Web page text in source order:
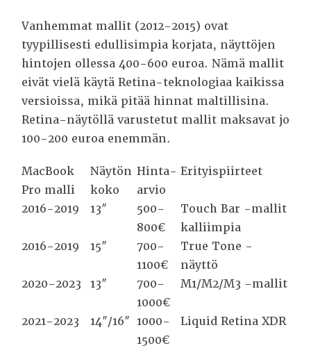
Vanhemmat mallit (2012-2015) ovat
tyypillisesti edullisimpia korjata, näyttöjen
hintojen ollessa 400-600 euroa. Nämä mallit
eivät vielä käytä Retina-teknologiaa kaikissa
versioissa, mikä pitää hinnat maltillisina.
Retina-näytöllä varustetut mallit maksavat jo
100-200 euroa enemmän.
MacBook
Pro malli
Näytön
koko
Hinta-
arvio
Erityispiirteet
2016-2019 13″
500-
800€
Touch Bar -mallit
kalliimpia
2016-2019
15″
700-
1100€
True Tone -
näyttö
2020-2023
13″
700-
1000€
M1/M2/M3 -mallit
2021-2023 14″/16″ 1000-
1500€
Liquid Retina XDR